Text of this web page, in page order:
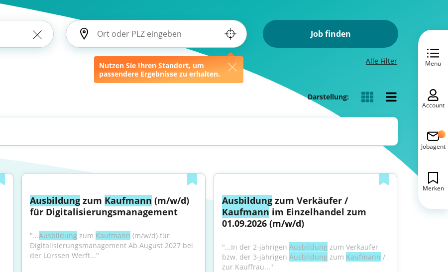
Nutzen Sie Ihren Standort, um
passendere Ergebnisse zu erhalten.
Job finden
Alle Filter
Darstellung:
Ausbildung zum Kaufmann (m/w/d)
für Digitalisierungsmanagement
"...Ausbildung zum Kaufmann (m/w/d) für
Digitalisierungsmanagement Ab August 2027 bei
der Lürssen Werft..."
Ausbildung
zum Verkäufer /
Kaufmann im Einzelhandel zum
01.09.2026 (m/w/d)
"...In der 2-jährigen Ausbildung zum Verkäufer
bzw. der 3-jährigen Ausbildung zum Kaufmann /
zur Kauffrau..."
Menü
Account
Jobagent
Merken